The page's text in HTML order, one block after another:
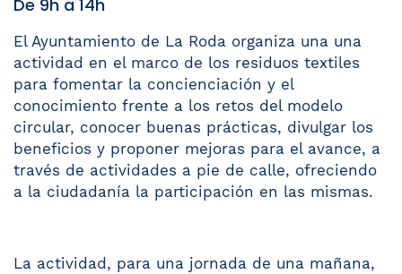
De 9h a 14h
El Ayuntamiento de La Roda organiza una una
actividad en el marco de los residuos textiles
para fomentar la concienciación y el
conocimiento frente a los retos del modelo
circular, conocer buenas prácticas, divulgar los
beneficios y proponer mejoras para el avance, a
través de actividades a pie de calle, ofreciendo
a la ciudadanía la participación en las mismas.
La actividad, para una jornada de una mañana,